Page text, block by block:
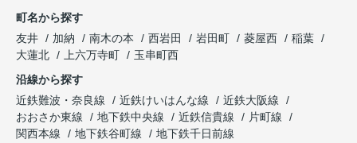
町名から探す
友井
加納 南木の本 西岩田 岩田町 菱屋西
稲葉
大蓮北
上六万寺町
玉串町西
沿線から探す
近鉄難波・奈良線
近鉄けいはんな線
近鉄大阪線
おおさか東線
地下鉄中央線 近鉄信貴線
片町線
関西本線
地下鉄谷町線
地下鉄千日前線